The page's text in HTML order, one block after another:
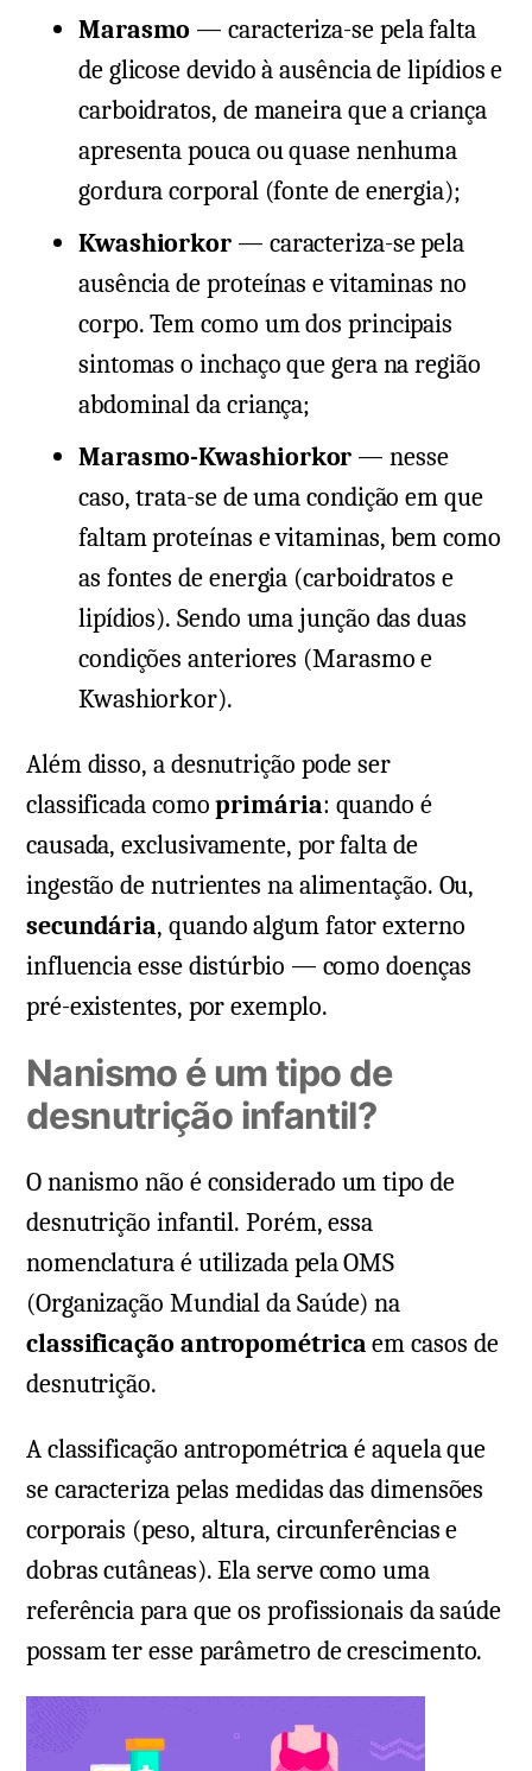
Marasmo — caracteriza-se pela falta
de glicose devido à ausência de lipídios e
carboidratos, de maneira que a criança
apresenta pouca ou quase nenhuma
gordura corporal (fonte de energia);
Kwashiorkor — caracteriza-se pela
ausência de proteínas e vitaminas no
corpo. Tem como um dos principais
sintomas o inchaço que gera na região
abdominal da criança;
Marasmo-Kwashiorkor — nesse
caso, trata-se de uma condição em que
faltam proteínas e vitaminas, bem como
as fontes de energia (carboidratos e
lipídios). Sendo uma junção das duas
condições anteriores (Marasmo e
Kwashiorkor).
Além disso, a desnutrição pode ser
classificada comoprimária: quando é
causada, exclusivamente, por falta de
ingestão de nutrientes na alimentação. Ou,
secundária, quando algum fator externo
influencia esse distúrbio — como doenças
pré-existentes, por exemplo.
Nanismo é um tipo de
desnutrição infantil?
O nanismo não é considerado um tipo de
desnutrição infantil. Porém, essa
nomenclatura é utilizada pela OMS
(Organização Mundial da Saúde) na
classificação antropométricaem casos de
desnutrição.
A classificação antropométrica é aquela que
se caracteriza pelas medidas das dimensões
corporais (peso, altura, circunferências e
dobras cutâneas). Ela serve como uma
referência para que os profissionais da saúde
possam ter esse parâmetro de crescimento.